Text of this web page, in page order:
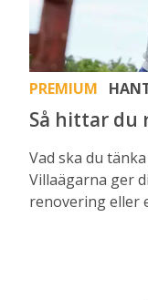
PREMIUM
Så hittar du
Vad ska du
Villaägarna ger
renovering eller